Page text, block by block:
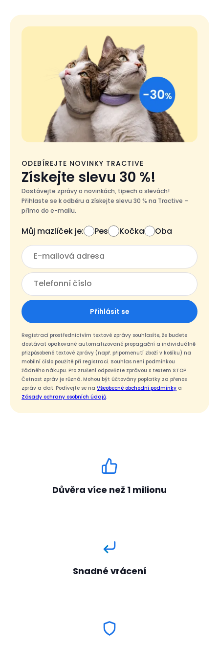
ODEBÍREJTE NOVINKY TRACTIVE
Získejte slevu 30 %!
Dostávejte zprávy o novinkách, tipech a slevách!
Přihlaste se k odběru a získejte slevu 30 % na Tractive –
přímo do e-mailu.
Můj mazlíček je: Pes Kočka Oba
Přihlásit se
Registrací prostřednictvím textové zprávy souhlasíte, že budete
dostávat opakované automatizované propagační a individuálně
přizpůsobené textové zprávy (např. připomenutí zboží v košíku) na
mobilní číslo použité při registraci. Souhlas není podmínkou
žádného nákupu. Pro zrušení odpovězte zprávou s textem STOP.
Četnost zpráv je různá. Mohou být účtovány poplatky za přenos
zpráv a dat. Podívejte se na Všeobecné obchodní podmínky a
Zásady ochrany osobních údajů.
Důvěra více než 1 milionu
Snadné vrácení